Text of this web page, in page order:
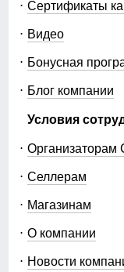
Сертификаты
Видео
Бонусная
Блог компании
Условия
Организаторам
Селлерам
Магазинам
О компании
Новости